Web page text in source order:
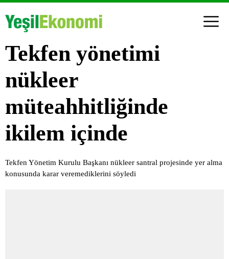
Tekfen yönetimi
nükleer
müteahhitliğinde
ikilem içinde
Tekfen Yönetim Kurulu Başkanı nükleer santral projesinde yer alma
konusunda karar veremediklerini söyledi